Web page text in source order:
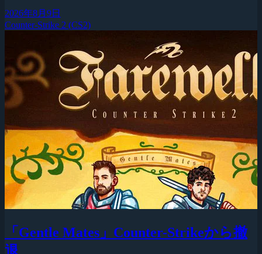
2026年8月9日
Counter-Strike 2 (CS2)
「Gentle Mates」Counter-Strikeから撤
退